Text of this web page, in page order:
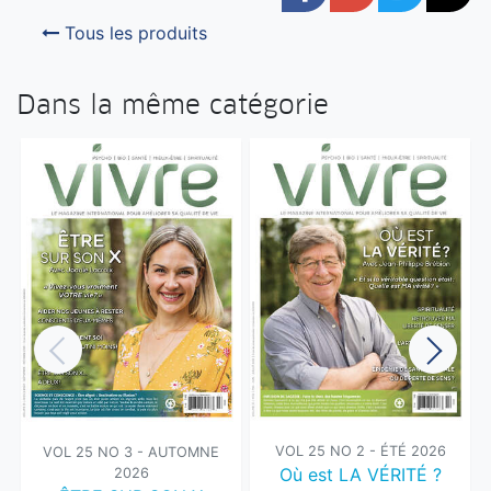
Tous les produits
Dans la même catégorie
VOL 25 NO 3 - AUTOMNE
2026
VOL 25 NO 2 - ÉTÉ 2026
Où est LA VÉRITÉ ?